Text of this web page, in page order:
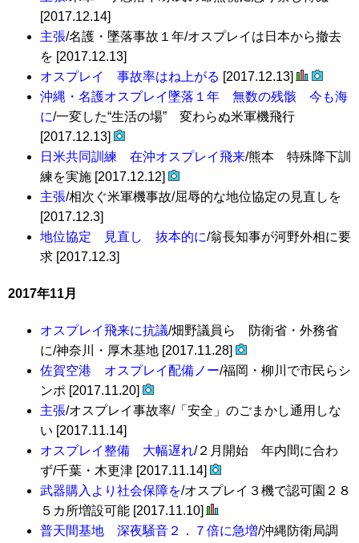
[2017.12.14]
主張/名護・墜落事故１年/オスプレイは日本から撤去
を [2017.12.13]
オスプレイ 事故率はね上がる [2017.12.13]
沖縄・名護オスプレイ墜落１年 無数の残骸 今も海
に/一変した“生活の場” 変わらぬ米軍機飛行
[2017.12.13]
日米共同訓練 在沖オスプレイ飛来/熊本 特殊降下訓
練を実施 [2017.12.12]
主張/相次ぐ米軍機事故/屈辱的な地位協定の見直しを
[2017.12.3]
地位協定 見直し 抜本的に/翁長知事が河野外相に要
求 [2017.12.3]
2017年11月
オスプレイ飛来に抗議/畑野議員ら 防衛省・外務省
に/神奈川・厚木基地 [2017.11.28]
佐賀空港 オスプレイ配備ノー/福岡・柳川で市民らシ
ンポ [2017.11.20]
主張/オスプレイ事故率/「安全」のごまかし通用しな
い [2017.11.14]
オスプレイ整備 大幅遅れ/２月開始 年内間に合わ
ず/千葉・木更津 [2017.11.14]
武器購入より社会保障を/オスプレイ３機で認可園２８
５カ所増設可能 [2017.11.10]
普天間基地 深夜騒音２．７倍に急増/沖縄防衛局調